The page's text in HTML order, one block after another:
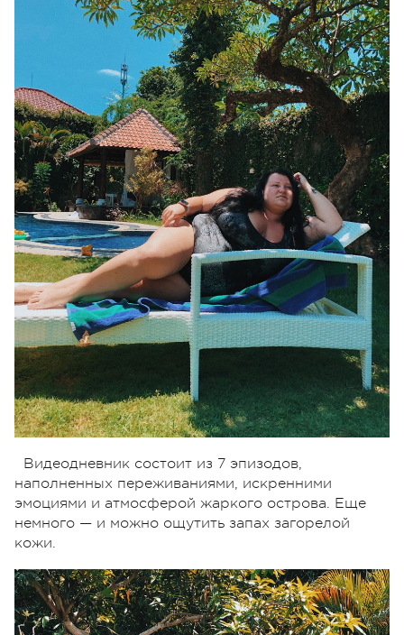
Видеодневник состоит из 7 эпизодов,
наполненных переживаниями, искренними
эмоциями и атмосферой жаркого острова. Еще
немного — и можно ощутить запах загорелой
кожи.